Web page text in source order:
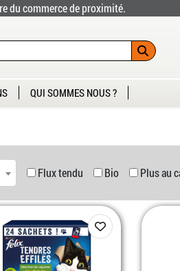
du commerce de proximité.
QUI SOMMES NOUS ?
Flux tendu Bio Plus au